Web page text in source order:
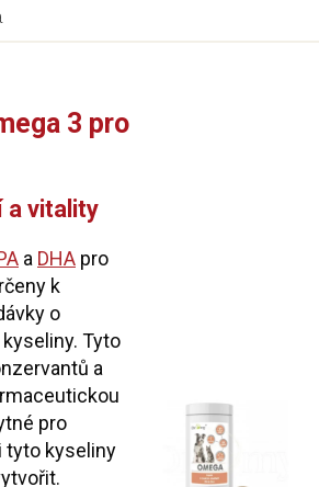
3 pro
a vitality
a DHA pro
k
o
Tyto
a
pro
tyto kyseliny